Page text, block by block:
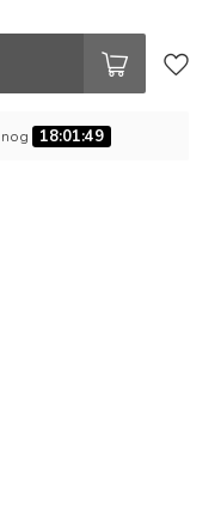
18:01:48